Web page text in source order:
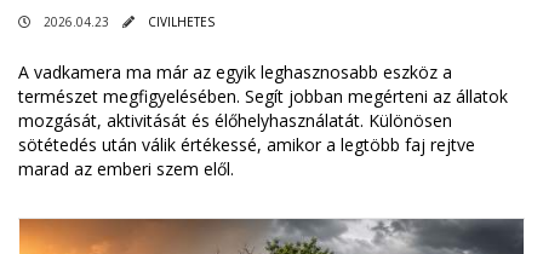
2026.04.23 CIVILHETES
A vadkamera ma már az egyik leghasznosabb eszköz a
természet megfigyelésében. Segít jobban megérteni az állatok
mozgását, aktivitását és élőhelyhasználatát. Különösen
sötétedés után válik értékessé, amikor a legtöbb faj rejtve
marad az emberi szem elől.